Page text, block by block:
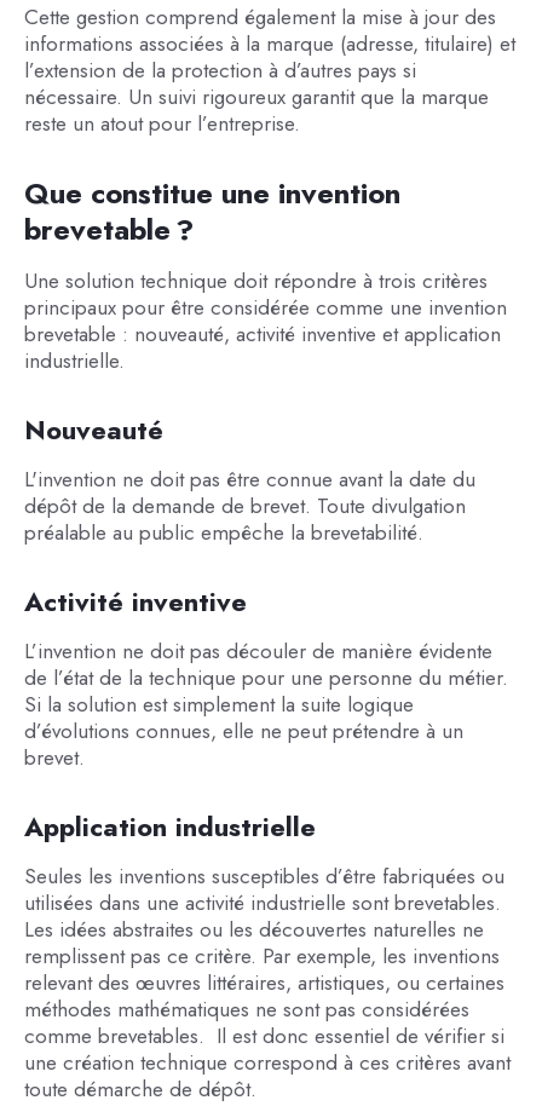
Cette gestion comprend également la mise à jour des
informations associées à la marque (adresse, titulaire) et
l’extension de la protection à d’autres pays si
nécessaire. Un suivi rigoureux garantit que la marque
reste un atout pour l’entreprise.
Que constitue une invention
brevetable ?
Une solution technique doit répondre à trois critères
principaux pour être considérée comme une invention
brevetable : nouveauté, activité inventive et application
industrielle.
Nouveauté
L'invention ne doit pas être connue avant la date du
dépôt de la demande de brevet. Toute divulgation
préalable au public empêche la brevetabilité.
Activité inventive
L’invention ne doit pas découler de manière évidente
de l’état de la technique pour une personne du métier.
Si la solution est simplement la suite logique
d’évolutions connues, elle ne peut prétendre à un
brevet.
Application industrielle
Seules les inventions susceptibles d’être fabriquées ou
utilisées dans une activité industrielle sont brevetables.
Les idées abstraites ou les découvertes naturelles ne
remplissent pas ce critère. Par exemple, les inventions
relevant des œuvres littéraires, artistiques, ou certaines
méthodes mathématiques ne sont pas considérées
comme brevetables. Il est donc essentiel de vérifier si
une création technique correspond à ces critères avant
toute démarche de dépôt.